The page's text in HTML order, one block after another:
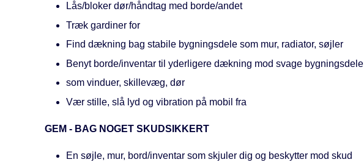
Lås/bloker dør/håndtag med borde/andet
Træk gardiner for
Find dækning bag stabile bygningsdele som mur, radiator, søjler
Benyt borde/inventar til yderligere dækning mod svage bygningsdele
som vinduer, skillevæg, dør
Vær stille, slå lyd og vibration på mobil fra
GEM - BAG NOGET SKUDSIKKERT
En søjle, mur, bord/inventar som skjuler dig og beskytter mod skud